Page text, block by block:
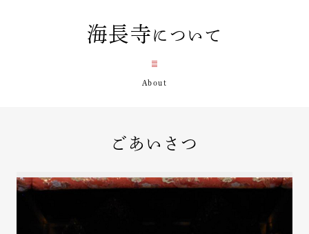
海長寺 について
ごあいさつ